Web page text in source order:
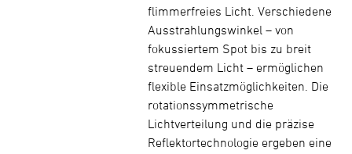
flimmerfreies Licht. Verschiedene
Ausstrahlungswinkel – von
fokussiertem Spot bis zu breit
streuendem Licht – ermöglichen
flexible Einsatzmöglichkeiten. Die
rotationssymmetrische
Lichtverteilung und die präzise
Reflektortechnologie ergeben eine